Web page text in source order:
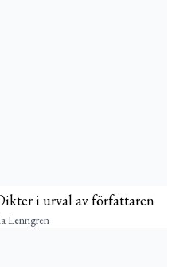
i urval av författaren
Lenngren